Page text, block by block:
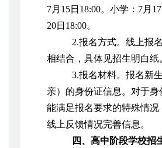
7月15日18:00。小学：7月
20日18:00。
2.报名方式。线上报
相结合，具体见招生明白纸
3.报名材料。报名新
亲）的身份证信息。对于身
能满足报名要求的特殊情况
线上反馈情况完善信息。
四、高中阶段学校招